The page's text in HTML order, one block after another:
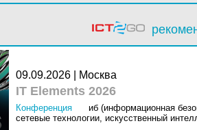
09.09.2026 | Москва
IT Elements 2026
Конференция
иб (информационная
сетевые технологии, искусственный